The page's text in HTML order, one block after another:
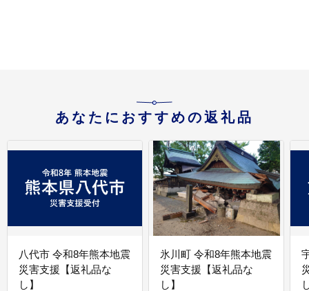
あなたにおすすめの返礼品
八代市 令和8年熊本地震
災害支援【返礼品な
し】
氷川町 令和8年熊本地震
災害支援【返礼品な
し】